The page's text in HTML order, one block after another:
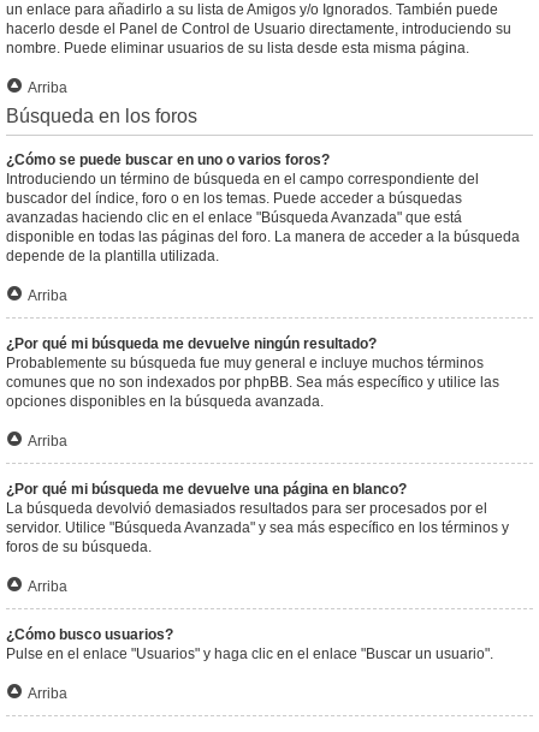
un enlace para añadirlo a su lista de Amigos y/o Ignorados. También puede
hacerlo desde el Panel de Control de Usuario directamente, introduciendo su
nombre. Puede eliminar usuarios de su lista desde esta misma página.
Arriba
Búsqueda en los foros
¿Cómo se puede buscar en uno o varios foros?
Introduciendo un término de búsqueda en el campo correspondiente del
buscador del índice, foro o en los temas. Puede acceder a búsquedas
avanzadas haciendo clic en el enlace "Búsqueda Avanzada" que está
disponible en todas las páginas del foro. La manera de acceder a la búsqueda
depende de la plantilla utilizada.
Arriba
¿Por qué mi búsqueda me devuelve ningún resultado?
Probablemente su búsqueda fue muy general e incluye muchos términos
comunes que no son indexados por phpBB. Sea más específico y utilice las
opciones disponibles en la búsqueda avanzada.
Arriba
¿Por qué mi búsqueda me devuelve una página en blanco?
La búsqueda devolvió demasiados resultados para ser procesados por el
servidor. Utilice "Búsqueda Avanzada" y sea más específico en los términos y
foros de su búsqueda.
Arriba
¿Cómo busco usuarios?
Pulse en el enlace "Usuarios" y haga clic en el enlace "Buscar un usuario".
Arriba